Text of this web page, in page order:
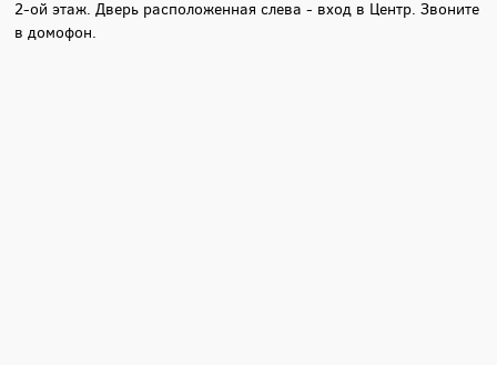
2-ой этаж. Дверь расположенная слева - вход в Центр. Звоните
в домофон.